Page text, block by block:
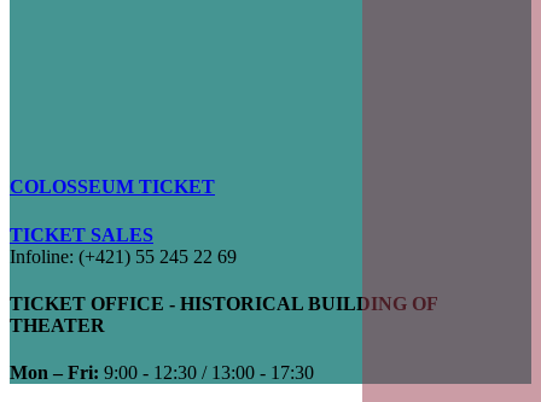
COLOSSEUM TICKET
TICKET SALES
Infoline: (+421) 55 245 22 69
TICKET OFFICE - HISTORICAL BUILDING OF
THEATER
Mon – Fri: 9:00 - 12:30 / 13:00 - 17:30